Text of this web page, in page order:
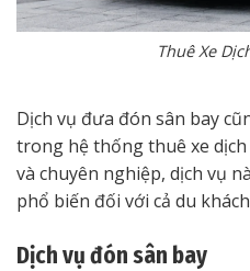
Thuê Xe
Dịch vụ đưa đón sân bay
trong hệ thống thuê xe dịch
và chuyên nghiệp, dịch vụ
phổ biến đối với cả du
Dịch vụ đón sân bay